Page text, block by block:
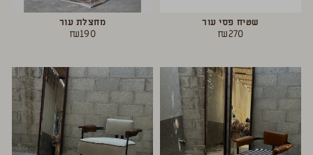
שטיח פסי עור
₪270
מחצלת עור
₪190